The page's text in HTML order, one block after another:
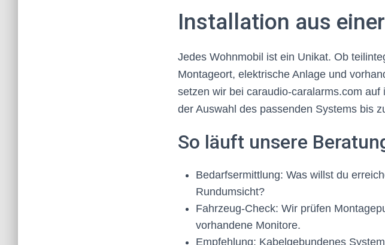
Installation aus
Jedes Wohnmobil ist ein Unikat. Ob
Montageort, elektrische Anlage und
setzen wir bei caraudio-caralarms.com
der Auswahl des passenden Systems bis
So läuft unsere
Bedarfsermittlung: Was willst du
Rundumsicht?
Fahrzeug-Check: Wir prüfen
vorhandene Monitore.
Empfehlung: Kabelgebundenes